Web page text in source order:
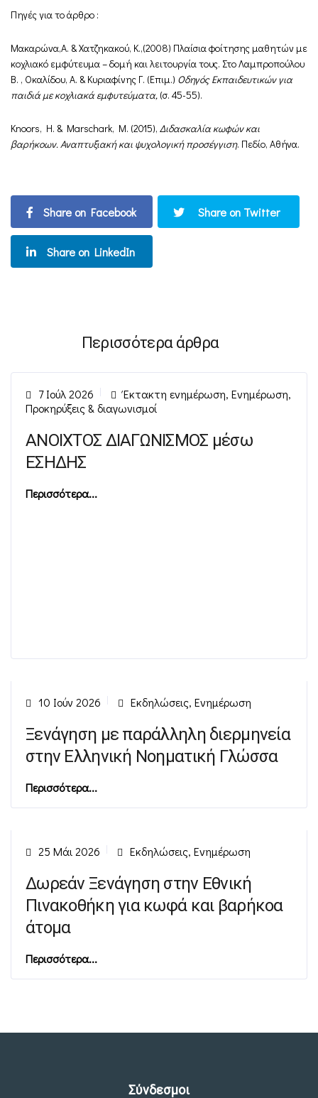
Πηγές για το άρθρο :
Μακαρώνα,Α. & Χατζηκακού, Κ.,(2008) Πλαίσια φοίτησης μαθητών με
κοχλιακό εμφύτευμα – δομή και λειτουργία τους. Στο Λαμπροπούλου
B. , Οκαλίδου, A. & Κυριαφίνης Γ. (Επιμ.) Οδηγός Εκπαιδευτικών για
παιδιά με κοχλιακά εμφυτεύματα, (σ. 45-55).
Knoors, H. & Marschark, M. (2015), Διδασκαλία κωφών και
βαρήκοων. Αναπτυξιακή και ψυχολογική προσέγγιση. Πεδίο, Αθήνα.
Share on Facebook Share on Twitter
Share on LinkedIn
Περισσότερα άρθρα
7 Ιούλ 2026 Έκτακτη ενημέρωση, Ενημέρωση,
Προκηρύξεις & διαγωνισμοί
ΑΝΟΙΧΤΟΣ ΔΙΑΓΩΝΙΣΜΟΣ μέσω
ΕΣΗΔΗΣ
Περισσότερα...
10 Ιούν 2026 Εκδηλώσεις, Ενημέρωση
Ξενάγηση με παράλληλη διερμηνεία
στην Ελληνική Νοηματική Γλώσσα
Περισσότερα...
25 Μάι 2026 Εκδηλώσεις, Ενημέρωση
Δωρεάν Ξενάγηση στην Εθνική
Πινακοθήκη για κωφά και βαρήκοα
άτομα
Περισσότερα...
Σύνδεσμοι